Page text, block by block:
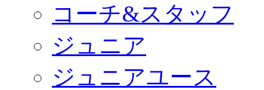
コーチ&スタッフ
ジュニア
ジュニアユース